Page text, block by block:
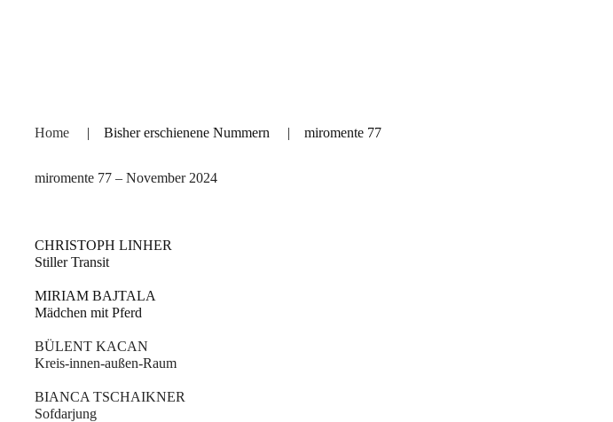
Home | Bisher erschienene Nummern | miromente 77
miromente 77 – November 2024
CHRISTOPH LINHER
Stiller Transit
MIRIAM BAJTALA
Mädchen mit Pferd
BÜLENT KACAN
Kreis-innen-außen-Raum
BIANCA TSCHAIKNER
Sofdarjung